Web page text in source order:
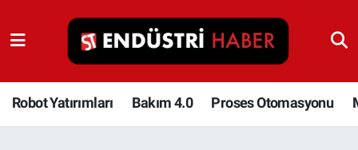
Robot Yatırımları Bakım 4.0 Proses Otomasyonu
Robot Yatırımları
Bakım 4.0